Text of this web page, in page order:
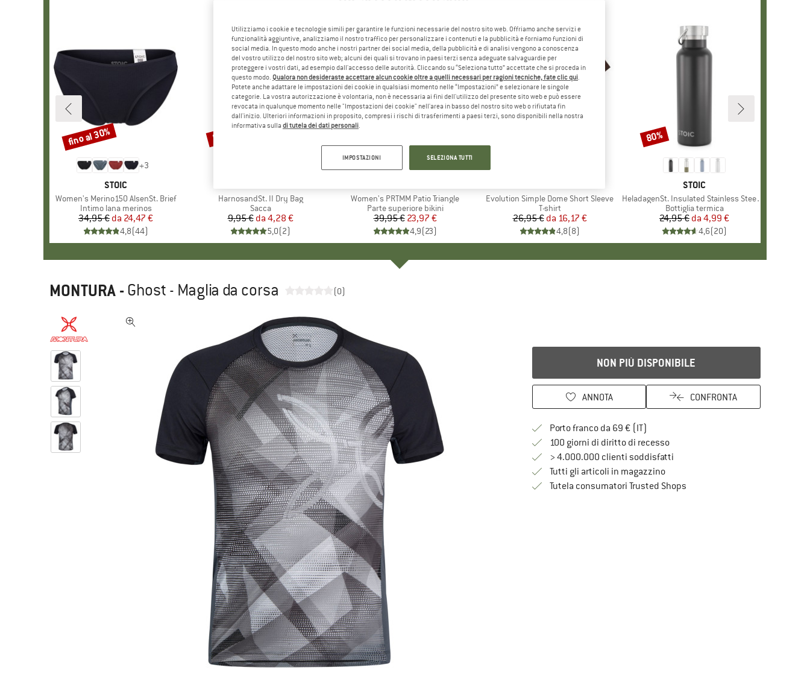
+3
MARCHIO
STOIC
Articolo
Women's Merino150 AlsenSt. Brief
Gruppo di prodotti
Intimo lana merinos
Prezzo
34,95 € Prezzo ridotto
da 24,47 €
4,8(44)
Sconto
fino al 30%
Articolo
HarnosandSt. II Dry Bag
Gruppo di prodotti
Sacca
Prezzo
9,95 € Prezzo ridotto
da 4,28 €
5,0(2)
Sconto
57%
Articolo
Women's PRTMM Patio Triangle
Gruppo di prodotti
Parte superiore bikini
Prezzo
39,95 €Prezzo ridotto
23,97 €
4,9(23)
Articolo
Evolution Simple Dome Short Sleeve
Gruppo di prodotti
T-shirt
Prezzo
26,95 € Prezzo ridotto
da 16,17 €
4,8(8)
MARCHIO
STOIC
Articolo
HeladagenSt. Insulated Stainless Steel Bottle 500
Gruppo di prodotti
Bottiglia termica
Prezzo
24,95 € Prezzo ridotto
da 4,99 €
4,6(20)
Sconto
80%
MONTURA - Ghost - Maglia da corsa (0)
NON PIÙ DISPONIBILE
ANNOTA CONFRONTA
Porto franco da 69 € (IT)
100 giorni di diritto di recessoVai alla politica di recesso qui Si
> 4.000.000 clienti soddisfatti
Tutti gli articoli in magazzino
Tutela consumatori Trusted ShopsTrovi tutte le informazioni qui!
Utilizziamo i cookie e tecnologie simili per garantire le funzioni necessarie del nostro sito web. Offriamo anche servizi e
funzionalità aggiuntive, analizziamo il nostro traffico per personalizzare i contenuti e la pubblicità e forniamo funzioni di
social media. In questo modo anche i nostri partner dei social media, della pubblicità e di analisi vengono a conoscenza
del vostro utilizzo del nostro sito web; alcuni dei quali si trovano in paesi terzi senza adeguate salvaguardie per
proteggere i vostri dati, ad esempio dall'accesso delle autorità. Cliccando su “Seleziona tutto” accettate che si proceda in
questo modo. Qualora non desideraste accettare alcun cookie oltre a quelli necessari per ragioni tecniche, fate clic qui.
Potete anche adattare le impostazioni dei cookie in qualsiasi momento nelle “Impostazioni” e selezionare le singole
categorie. La vostra autorizzazione è volontaria, non è necessaria ai fini dell'utilizzo del presente sito web e può essere
revocata in qualunque momento nelle "Impostazioni dei cookie" nell'area in basso del nostro sito web o rifiutata fin
dall'inizio. Ulteriori informazioni in proposito, compresi i rischi di trasferimenti a paesi terzi, sono disponibili nella nostra
informativa sulla di tutela dei dati personali.
IMPOSTAZIONI SELEZIONA TUTTI